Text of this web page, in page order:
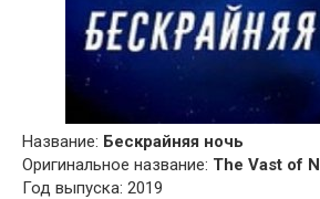
Название: Бескрайняя ночь
Оригинальное название: The Vast of
Год выпуска: 2019